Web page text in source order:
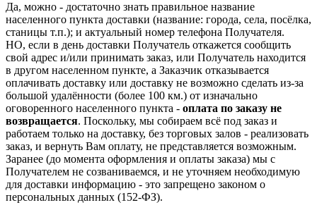
Да, можно - достаточно знать правильное название
населенного пункта доставки (название: города, села, посёлка,
станицы т.п.); и актуальный номер телефона Получателя.
НО, если в день доставки Получатель откажется сообщить
свой адрес и/или принимать заказ, или Получатель находится
в другом населенном пункте, а Заказчик отказывается
оплачивать доставку или доставку не возможно сделать из-за
большой удалённости (более 100 км.) от изначально
оговоренного населенного пункта - оплата по заказу не
возвращается. Поскольку, мы собираем всё под заказ и
работаем только на доставку, без торговых залов - реализовать
заказ, и вернуть Вам оплату, не представляется возможным.
Заранее (до момента оформления и оплаты заказа) мы с
Получателем не созваниваемся, и не уточняем необходимую
для доставки информацию - это запрещено законом о
персональных данных (152-ФЗ).